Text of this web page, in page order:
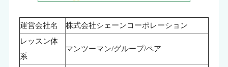
運営会社名
株式会社シェーンコーポレーション
レッスン体
系
マンツーマン/グループ/ペア